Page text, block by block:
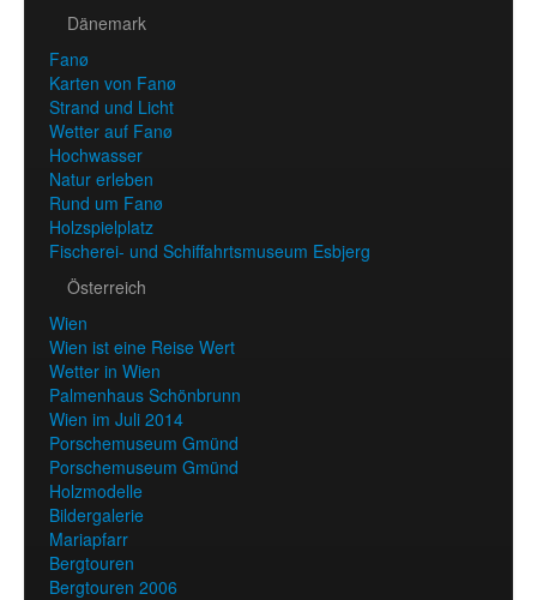
Dänemark
Fanø
Karten von Fanø
Strand und Licht
Wetter auf Fanø
Hochwasser
Natur erleben
Rund um Fanø
Holzspielplatz
Fischerei- und Schiffahrtsmuseum Esbjerg
Österreich
Wien
Wien ist eine Reise Wert
Wetter in Wien
Palmenhaus Schönbrunn
Wien im Juli 2014
Porschemuseum Gmünd
Porschemuseum Gmünd
Holzmodelle
Bildergalerie
Mariapfarr
Bergtouren
Bergtouren 2006